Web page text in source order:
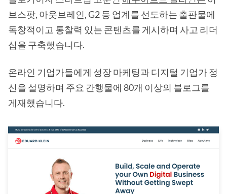
브스팟, 아웃브레인, G2 등 업계를 선도하는 출판물에
독창적이고 통찰력 있는 콘텐츠를 게시하며 사고 리더
십을 구축했습니다.
온라인 기업가들에게 성장 마케팅과 디지털 기업가 정
신을 설명하며 주요 간행물에 80개 이상의 블로그를
게재했습니다.